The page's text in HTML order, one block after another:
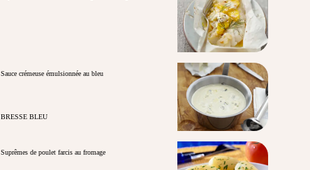
Sauce crémeuse émulsionnée au bleu
BRESSE BLEU
Suprêmes de poulet farcis au fromage